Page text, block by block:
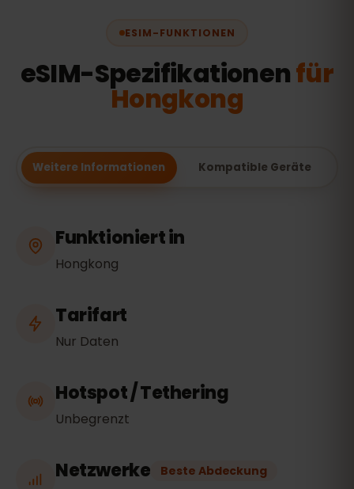
ESIM-FUNKTIONEN
eSIM-Spezifikationenfür
Hongkong
Weitere Informationen Kompatible Geräte
Funktioniert in
Hongkong
Tarifart
Nur Daten
Hotspot / Tethering
Unbegrenzt
Netzwerke Beste Abdeckung